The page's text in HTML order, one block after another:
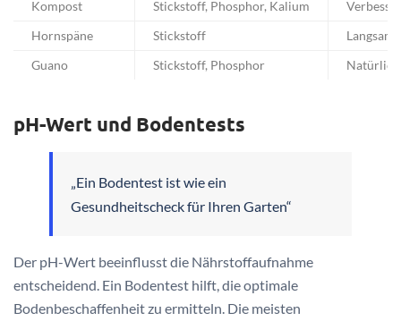
Kompost Stickstoff, Phosphor, Kalium
Hornspäne Stickstoff
Guano Stickstoff, Phosphor
pH-Wert und Bodentests
„Ein Bodentest ist wie ein
Gesundheitscheck für Ihren Garten“
Der pH-Wert beeinflusst die Nährstoffaufnahme
entscheidend. Ein Bodentest hilft, die optimale
Bodenbeschaffenheit zu ermitteln. Die meisten